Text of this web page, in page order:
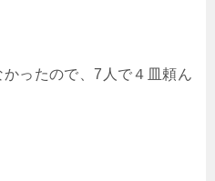
ったので、7人で４皿頼ん